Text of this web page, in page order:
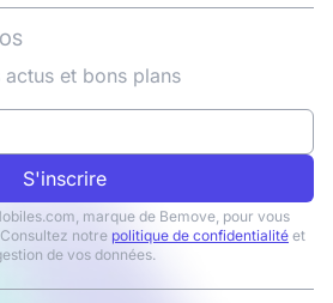
et bons plans
S'inscrire
marque de Bemove, pour vous
notre politique de confidentialité et
de vos données.